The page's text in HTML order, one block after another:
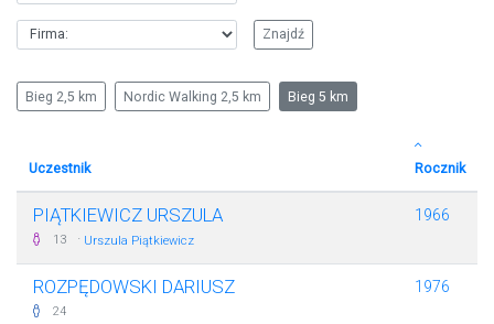
Bieg 2,5 km Nordic Walking 2,5 km Bieg 5 km
Uczestnik Rocznik
PIĄTKIEWICZ URSZULA
13 · Urszula Piątkiewicz
1966
ROZPĘDOWSKI DARIUSZ
24
1976